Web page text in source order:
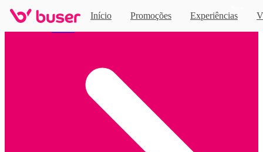
Início Promoções Experiências